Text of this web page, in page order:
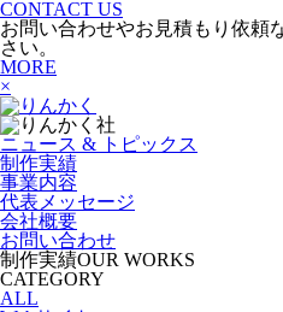
CONTACT US
お問い合わせやお見積もり依頼
さい。
MORE
×
ニュース & トピックス
制作実績
事業内容
代表メッセージ
会社概要
お問い合わせ
制作実績OUR WORKS
CATEGORY
ALL